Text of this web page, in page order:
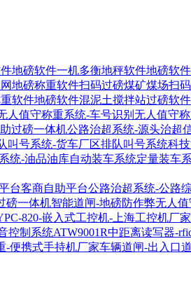
地磅软件一机多衡地秤软件地磅软
地磅称重软件扫码过磅煤矿煤场扫
软件地磅软件混泥土搅拌站过磅软件
人值守称重系统-车号识别无人值守
过磅一体机公路治超系统-源头治超
叫号系统-货车厂区排队叫号系统科
统-油品油库自动装车系统定量装车
台客商自助平台公路治超系统-公路
磅一体机智能道闸-地磅防作弊无人
820-嵌入式工控机-上海工控机厂家
控制系统ATW9001R中距离读写器-
-便携式手持机厂家车辆道闸-出入口